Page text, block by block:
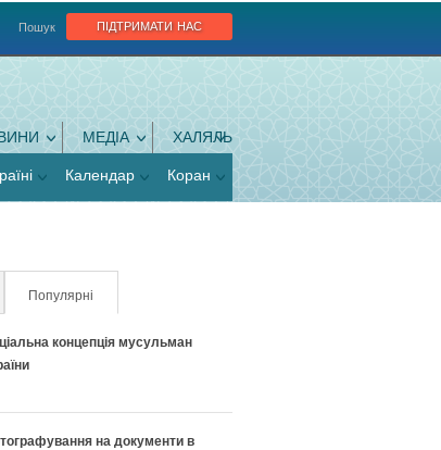
підтримати нас
Пошук
МЕДІА ХАЛЯЛЬ
Календар Коран
Популярні
концепція мусульман
на документи в